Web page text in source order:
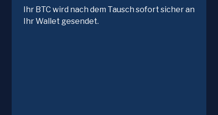
Ihr BTC wird nach dem Tausch sofort sicher an
Ihr Wallet gesendet.